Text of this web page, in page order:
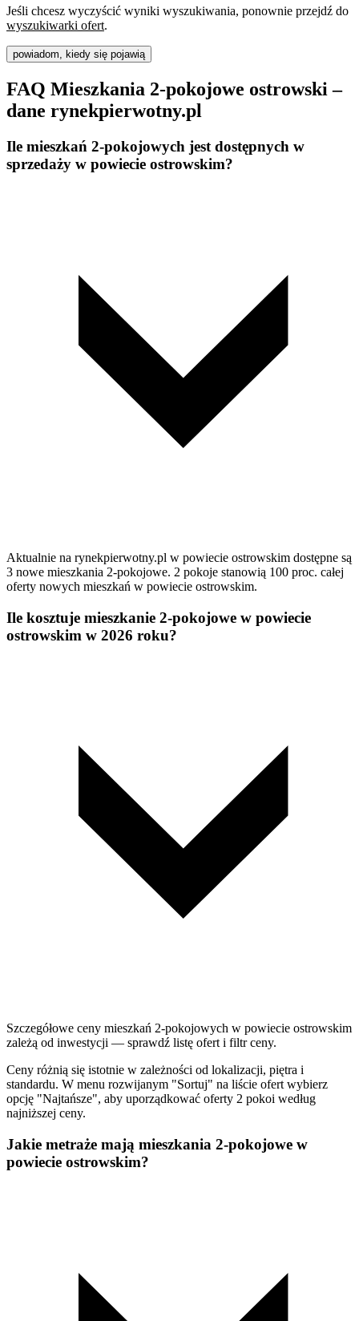
Jeśli chcesz wyczyścić wyniki wyszukiwania, ponownie przejdź do
wyszukiwarki ofert.
powiadom, kiedy się pojawią
FAQ Mieszkania 2-pokojowe ostrowski –
dane rynekpierwotny.pl
Ile mieszkań 2-pokojowych jest dostępnych w
sprzedaży w powiecie ostrowskim?
Aktualnie na rynekpierwotny.pl w powiecie ostrowskim dostępne są
3 nowe mieszkania 2-pokojowe. 2 pokoje stanowią 100 proc. całej
oferty nowych mieszkań w powiecie ostrowskim.
Ile kosztuje mieszkanie 2-pokojowe w powiecie
ostrowskim w 2026 roku?
Szczegółowe ceny mieszkań 2-pokojowych w powiecie ostrowskim
zależą od inwestycji — sprawdź listę ofert i filtr ceny.
Ceny różnią się istotnie w zależności od lokalizacji, piętra i
standardu. W menu rozwijanym "Sortuj" na liście ofert wybierz
opcję "Najtańsze", aby uporządkować oferty 2 pokoi według
najniższej ceny.
Jakie metraże mają mieszkania 2-pokojowe w
powiecie ostrowskim?